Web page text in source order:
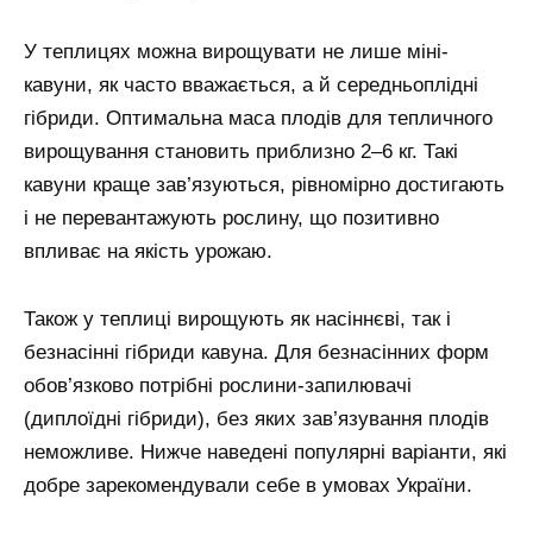
У теплицях можна вирощувати не лише міні-
кавуни, як часто вважається, а й середньоплідні
гібриди. Оптимальна маса плодів для тепличного
вирощування становить приблизно 2–6 кг. Такі
кавуни краще зав’язуються, рівномірно достигають
і не перевантажують рослину, що позитивно
впливає на якість урожаю.
Також у теплиці вирощують як насіннєві, так і
безнасінні гібриди кавуна. Для безнасінних форм
обов’язково потрібні рослини-запилювачі
(диплоїдні гібриди), без яких зав’язування плодів
неможливе. Нижче наведені популярні варіанти, які
добре зарекомендували себе в умовах України.